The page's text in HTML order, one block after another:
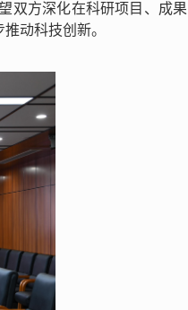
双方深化在科研项目、成果
动科技创新。